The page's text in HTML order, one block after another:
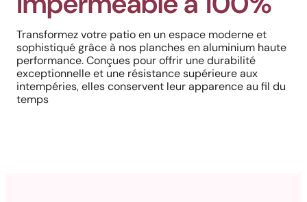
Transformez votre patio en un espace moderne et
sophistiqué grâce à nos planches en aluminium haute
performance. Conçues pour offrir une durabilité
exceptionnelle et une résistance supérieure aux
intempéries, elles conservent leur apparence au fil du
temps